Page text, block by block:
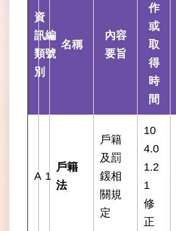
資
訊
類
別
編
號
名稱
內容
要旨
作
或
取
得
時
間
A 1
戶籍
法
戶籍
及罰
鍰相
關規
定
10
4.0
1.2
1
修
正